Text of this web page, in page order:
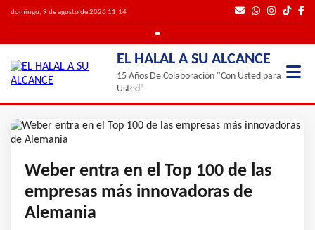
domingo, 9 de agosto de 2026 11:14
EL HALAL A SU ALCANCE
15 Años De Colaboración "Con Usted para
Usted"
Weber entra en el Top 100 de las
empresas más innovadoras de
Alemania